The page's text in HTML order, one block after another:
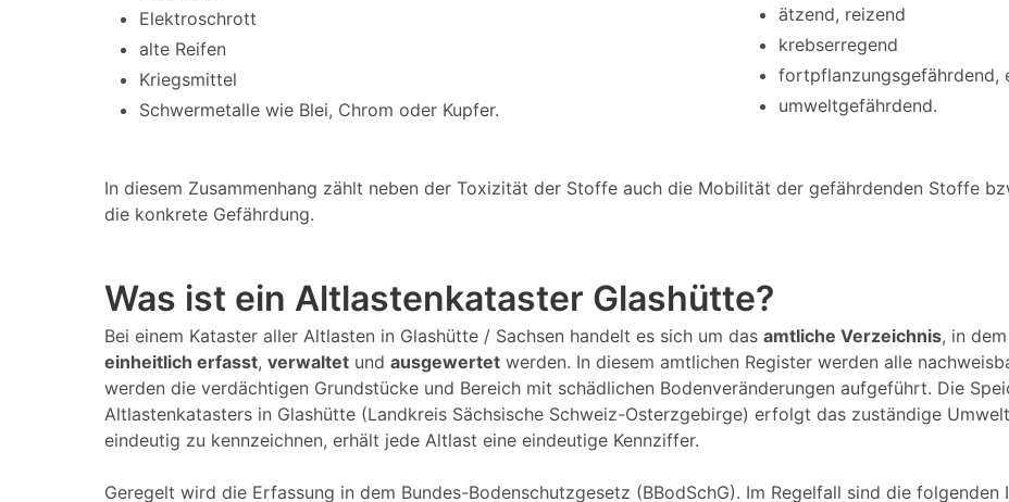
Elektroschrott
alte Reifen
Kriegsmittel
Schwermetalle wie Blei, Chrom oder Kupfer.
ätzend, reizend
krebserregend
fortpflanzungsgefährdend,
umweltgefährdend.
In diesem Zusammenhang zählt neben der Toxizität der Stoffe auch die Mobilität der gefährdenden Stoffe
die konkrete Gefährdung.
Was ist ein Altlastenkataster Glashütte?
Bei einem Kataster aller Altlasten in Glashütte / Sachsen handelt es sich um das amtliche Verzeichnis, in
einheitlich erfasst, verwaltet und ausgewertet werden. In diesem amtlichen Register werden alle
werden die verdächtigen Grundstücke und Bereich mit schädlichen Bodenveränderungen aufgeführt. Die
Altlastenkatasters in Glashütte (Landkreis Sächsische Schweiz-Osterzgebirge) erfolgt das zuständige
eindeutig zu kennzeichnen, erhält jede Altlast eine eindeutige Kennziffer.
Geregelt wird die Erfassung in dem Bundes-Bodenschutzgesetz (BBodSchG). Im Regelfall sind die